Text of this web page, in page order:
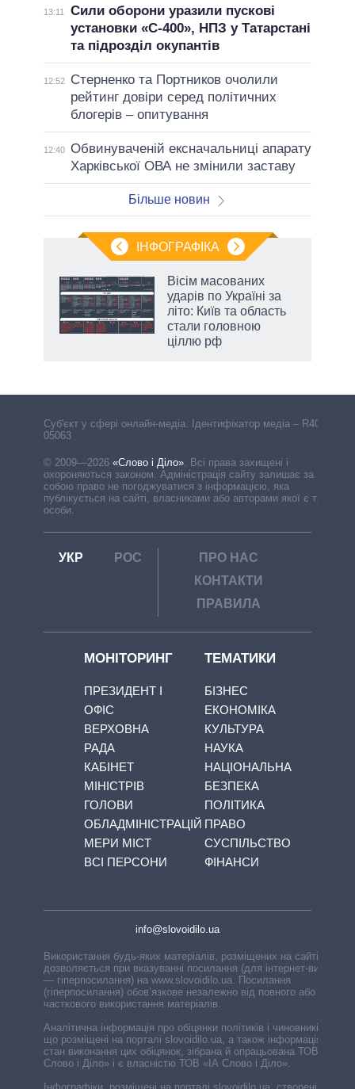
13:11
Сили оборони уразили пускові
установки «С-400», НПЗ у Татарстані
та підрозділ окупантів
12:52
Стерненко та Портников очолили
рейтинг довіри серед політичних
блогерів – опитування
12:40 Обвинуваченій ексначальниці апарату
Харківської ОВА не змінили заставу
Більше новин
ІНФОГРАФІКА
Вісім масованих
ударів по Україні за
літо: Київ та область
стали головною
ціллю рф
Cуб'єкт у сфері онлайн-медіа. Ідентифікатор медіа – R40-
05063
© 2009—2026 «Слово і Діло». Всі права захищені і
охороняються законом. Адміністрація сайту залишає за
собою право не погоджуватися з інформацією, яка
публікується на сайті, власниками або авторами якої є треті
особи.
УКР РОС
ПРО НАС
КОНТАКТИ
ПРАВИЛА
МОНІТОРИНГ
ПРЕЗИДЕНТ І
ОФІС
ВЕРХОВНА
РАДА
КАБІНЕТ
МІНІСТРІВ
ГОЛОВИ
ОБЛАДМІНІСТРАЦІЙ
МЕРИ МІСТ
ВСІ ПЕРСОНИ
ТЕМАТИКИ
БІЗНЕС
ЕКОНОМІКА
КУЛЬТУРА
НАУКА
НАЦІОНАЛЬНА
БЕЗПЕКА
ПОЛІТИКА
ПРАВО
СУСПІЛЬСТВО
ФІНАНСИ
info@slovoidilo.ua
Використання будь-яких матеріалів, розміщених на сайті,
дозволяється при вказуванні посилання (для інтернет-видань
— гіперпосилання) на www.slovoidilo.ua. Посилання
(гіперпосилання) обов’язкове незалежно від повного або
часткового використання матеріалів.
Аналітична інформація про обіцянки політиків і чиновників,
що розміщені на порталі slovoidilo.ua, а також інформація про
стан виконання цих обіцянок, зібрана й опрацьована ТОВ «ІА
Слово і Діло» і є власністю ТОВ «ІА Слово і Діло».